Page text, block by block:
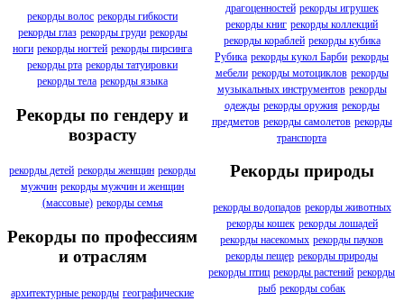
рекорды волос рекорды гибкости
рекорды глаз рекорды груди рекорды
ноги рекорды ногтей рекорды пирсинга
рекорды рта рекорды татуировки
рекорды тела рекорды языка
Рекорды по гендеру и
возрасту
рекорды детей рекорды женщин рекорды
мужчин рекорды мужчин и женщин
(массовые) рекорды семья
Рекорды по профессиям
и отраслям
архитектурные рекорды географические
драгоценностей рекорды игрушек
рекорды книг рекорды коллекций
рекорды кораблей рекорды кубика
Рубика рекорды кукол Барби рекорды
мебели рекорды мотоциклов рекорды
музыкальных инструментов рекорды
одежды рекорды оружия рекорды
предметов рекорды самолетов рекорды
транспорта
Рекорды природы
рекорды водопадов рекорды животных
рекорды кошек рекорды лошадей
рекорды насекомых рекорды пауков
рекорды пещер рекорды природы
рекорды птиц рекорды растений рекорды
рыб рекорды собак